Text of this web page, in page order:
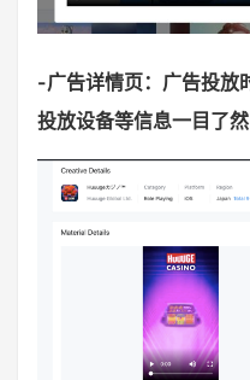
-广告详情页：广告投放
投放设备等信息一目了然